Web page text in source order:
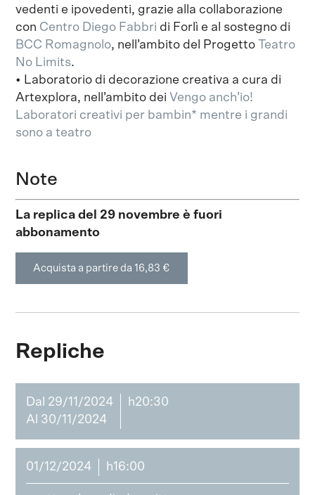
vedenti e ipovedenti, grazie alla collaborazione
con Centro Diego Fabbri di Forlì e al sostegno di
BCC Romagnolo, nell’ambito del Progetto
Teatro
No Limits.
• Laboratorio di decorazione creativa a cura di
Artexplora, nell’ambito dei Vengo anch’io!
Laboratori creativi per bambin* mentre i grandi
sono a teatro
Note
La replica del 29 novembre è fuori
abbonamento
Acquista a partire da 16,83 €
Repliche
Dal 29/11/2024
Al 30/11/2024
h20:30
01/12/2024 h16:00